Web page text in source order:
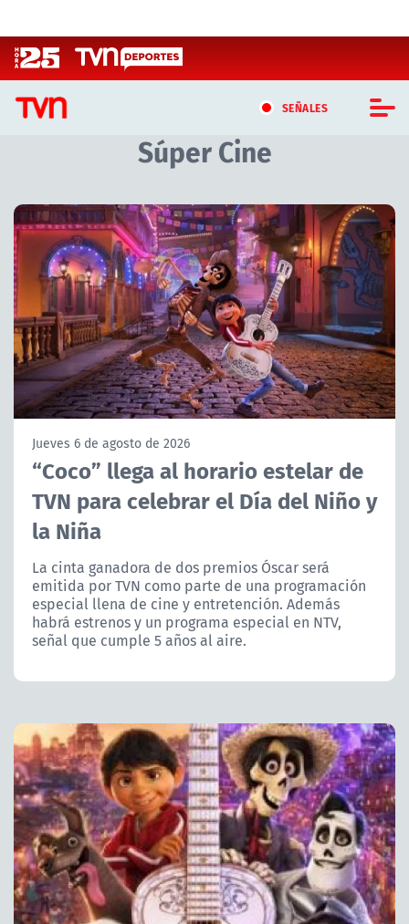
SEÑALES
CASTING MASTERCHEF CHILE
CASTING TVN VERTICAL
TVN VERTICAL
TVN PLAY
PROGRAMAS
TELESERIES
ACTUALIDAD Y TENDENCIAS
CORPORATIVO Y TRANSPARENCIA
CANAL DE DENUNCIAS
ÁREA DE PROYECTOS
Súper Cine
Artículos relacionados con Súper Cine
Jueves 6 de agosto de 2026
“Coco” llega al horario estelar de
TVN para celebrar el Día del Niño y
la Niña
La cinta ganadora de dos premios Óscar será
emitida por TVN como parte de una programación
especial llena de cine y entretención. Además
habrá estrenos y un programa especial en NTV,
señal que cumple 5 años al aire.